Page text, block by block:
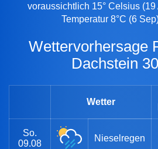
voraussichtlich 15° Celsius
Temperatur 8°C (6
Wettervorhersage Ramsau am
Dachstein
Wetter
So.
09.08
Nieselregen